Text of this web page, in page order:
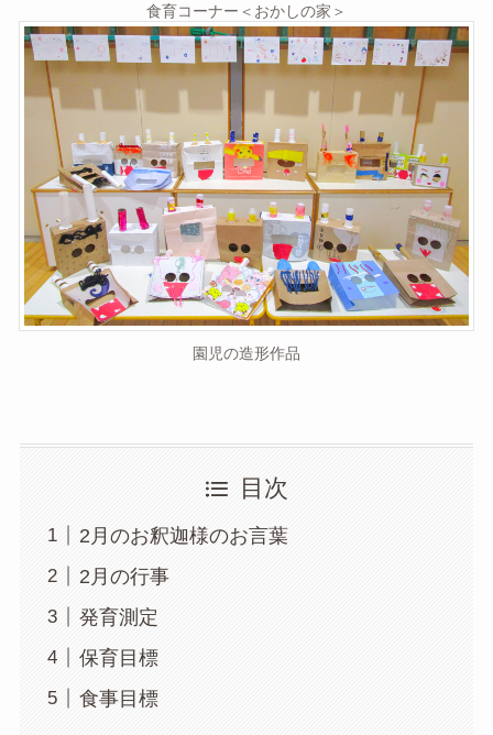
食育コーナー＜おかしの家＞
園児の造形作品
目次
2月のお釈迦様のお言葉
2月の行事
発育測定
保育目標
食事目標